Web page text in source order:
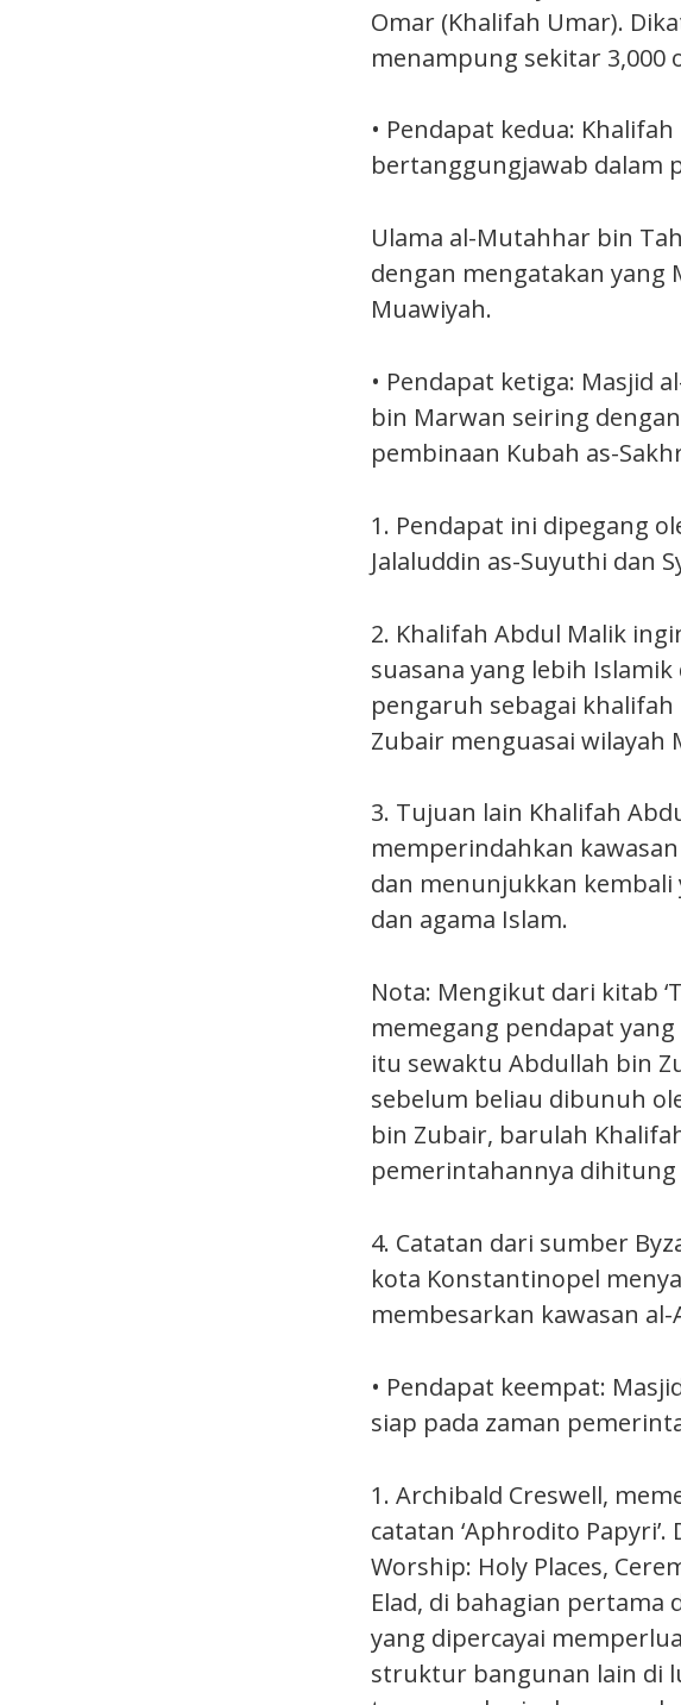
Omar (Khalifah Umar).
menampung sekitar 3,000
• Pendapat kedua:
bertanggungjawab dalam
Ulama al-Mutahhar bin
dengan mengatakan yang
Muawiyah.
• Pendapat ketiga: Masjid
bin Marwan seiring
pembinaan Kubah as-
1. Pendapat ini dipegang
Jalaluddin as-Suyuthi dan
2. Khalifah Abdul Malik
suasana yang lebih
pengaruh sebagai
Zubair menguasai wilayah
3. Tujuan lain Khalifah
memperindahkan
dan menunjukkan
dan agama Islam.
Nota: Mengikut dari kitab
memegang pendapat
itu sewaktu Abdullah bin
sebelum beliau dibunuh
bin Zubair, barulah
pemerintahannya
4. Catatan dari sumber
kota Konstantinopel
membesarkan kawasan
• Pendapat keempat:
siap pada zaman
1. Archibald Creswell,
catatan ‘Aphrodito
Worship: Holy Places,
Elad, di bahagian pertama
yang dipercayai
struktur bangunan lain di